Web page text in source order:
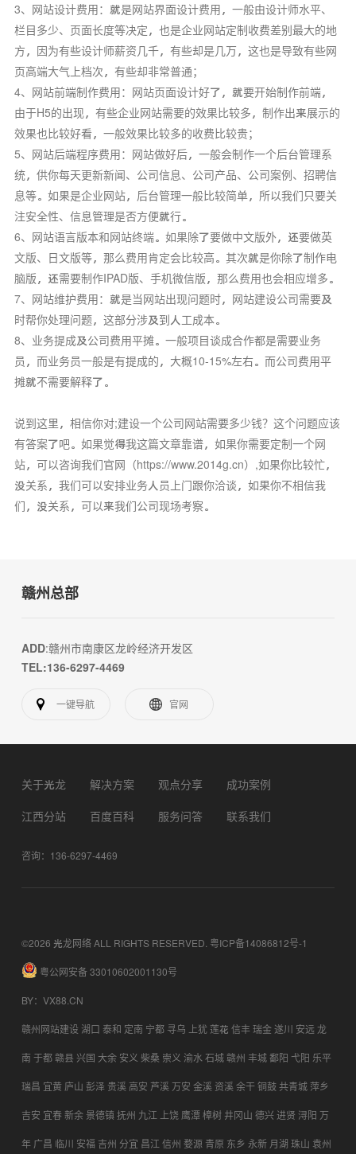
3、网站设计费用：就是网站界面设计费用，一般由设计师水平、
栏目多少、页面长度等决定，也是企业网站定制收费差别最大的地
方，因为有些设计师薪资几千，有些却是几万，这也是导致有些网
页高端大气上档次，有些却非常普通；
4、网站前端制作费用：网站页面设计好了，就要开始制作前端，
由于H5的出现，有些企业网站需要的效果比较多，制作出来展示的
效果也比较好看，一般效果比较多的收费比较贵；
5、网站后端程序费用：网站做好后，一般会制作一个后台管理系
统，供你每天更新新闻、公司信息、公司产品、公司案例、招聘信
息等。如果是企业网站，后台管理一般比较简单，所以我们只要关
注安全性、信息管理是否方便就行。
6、网站语言版本和网站终端。如果除了要做中文版外，还要做英
文版、日文版等，那么费用肯定会比较高。其次就是你除了制作电
脑版，还需要制作IPAD版、手机微信版，那么费用也会相应增多。
7、网站维护费用：就是当网站出现问题时，网站建设公司需要及
时帮你处理问题，这部分涉及到人工成本。
8、业务提成及公司费用平摊。一般项目谈成合作都是需要业务
员，而业务员一般是有提成的，大概10-15%左右。而公司费用平
摊就不需要解释了。
说到这里，相信你对;建设一个公司网站需要多少钱？这个问题应该
有答案了吧。如果觉得我这篇文章靠谱，如果你需要定制一个网
站，可以咨询我们官网（https://www.2014g.cn）,如果你比较忙，
没关系，我们可以安排业务人员上门跟你洽谈，如果你不相信我
们，没关系，可以来我们公司现场考察。
赣州总部
ADD:赣州市南康区龙岭经济开发区
TEL:136-6297-4469
一键导航 官网
关于光龙 解决方案 观点分享
成功案例
江西分站
百度百科 服务问答 联系我们
咨询：136-6297-4469
©2026 光龙网络 ALL RIGHTS RESERVED. 粤ICP备14086812号-1
粤公网安备 33010602001130号
BY： VX88.CN
赣州网站建设 湖口 泰和 定南 宁都 寻乌 上犹莲花 信丰瑞金遂川 安远 龙
南 于都赣县 兴国 大余 安义 柴桑 崇义 渝水石城赣州 丰城鄱阳 弋阳 乐平
瑞昌 宜黄 庐山 彭泽 贵溪 高安 芦溪 万安 金溪 资溪余干铜鼓共青城萍乡
吉安 宜春新余 景德镇抚州 九江上饶鹰潭 樟树 井冈山 德兴进贤 浔阳 万
年 广昌 临川 安福 吉州 分宜 昌江信州 婺源 青原 东乡 永新 月湖 珠山 袁州